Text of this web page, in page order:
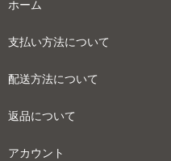
ホーム
支払い方法について
配送方法について
返品について
アカウント